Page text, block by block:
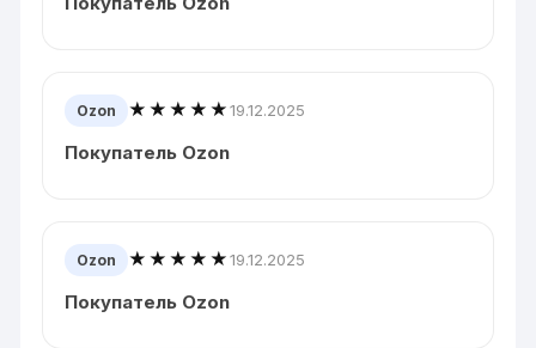
Ozon ★★★★★19.12.2025
Покупатель Ozon
Ozon ★★★★★19.12.2025
Покупатель Ozon